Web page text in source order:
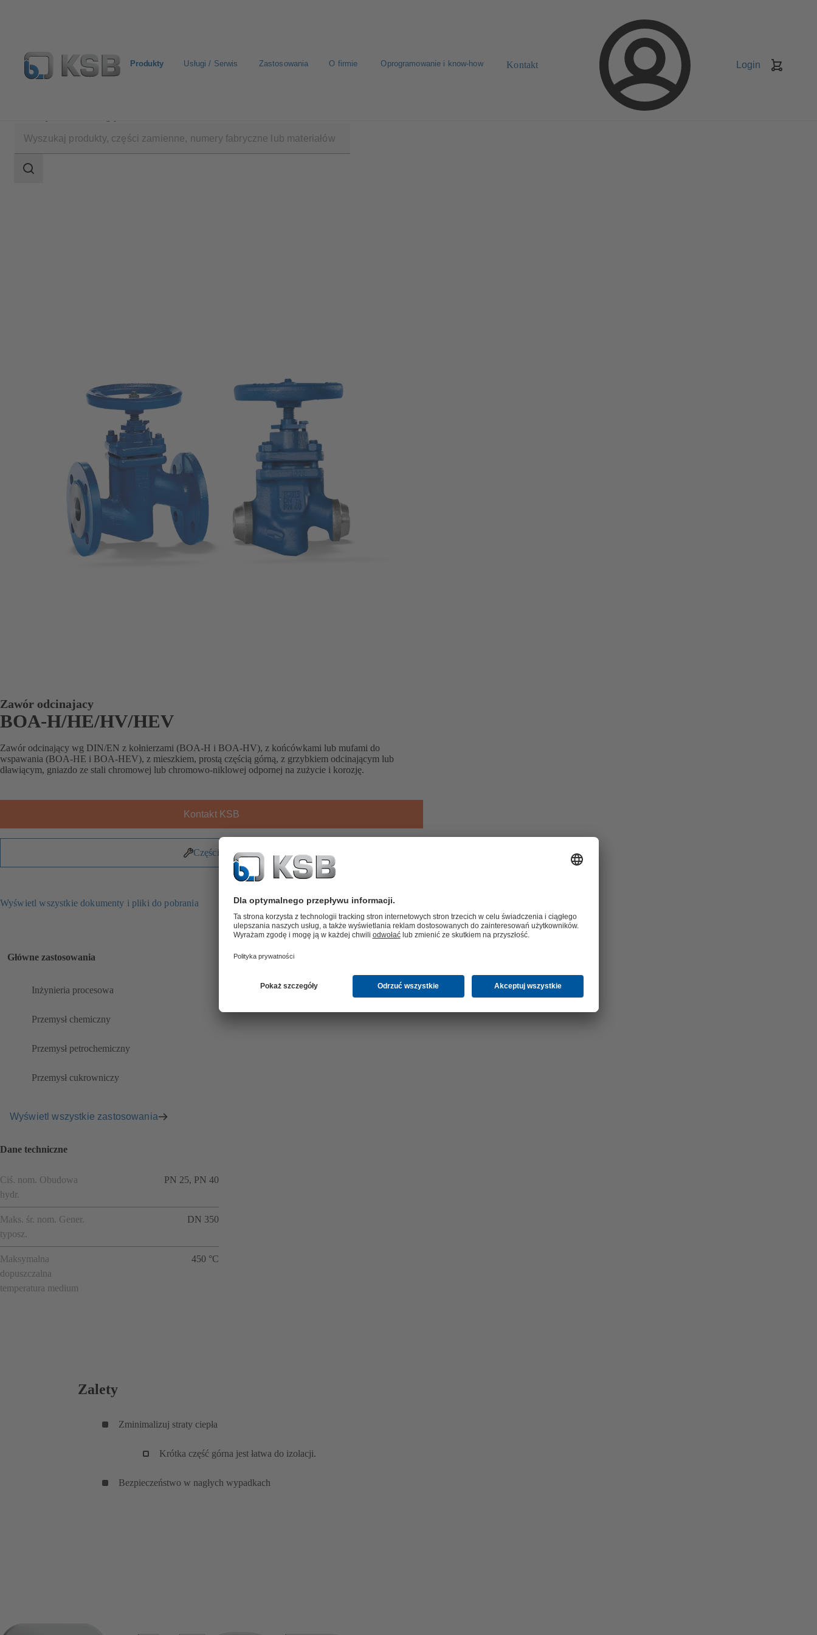
Produkty Usługi / Serwis Zastosowania O firmie Oprogramowanie i know-how Kontakt Login
wyszukiwania
Zakres
Zawór odcinajacy
BOA-H/HE/HV/HEV
Zawór odcinający wg DIN/EN z kołnierzami (BOA-H i BOA-HV), z końcówkami lub mufami do
wspawania (BOA-HE i BOA-HEV), z mieszkiem, prostą częścią górną, z grzybkiem odcinającym lub
dławiącym, gniazdo ze stali chromowej lub chromowo-niklowej odpornej na zużycie i korozję.
Kontakt KSB
Części zamienne
Wyświetl wszystkie dokumenty i pliki do pobrania
Główne zastosowania
Inżynieria procesowa
Przemysł chemiczny
Przemysł petrochemiczny
Przemysł cukrowniczy
Wyświetl wszystkie zastosowania
Dane techniczne
Ciś. nom. Obudowa
hydr.
PN 25, PN 40
Maks. śr. nom. Gener.
typosz.
DN 350
Maksymalna
dopuszczalna
temperatura medium
450 °C
Zalety
Zminimalizuj straty ciepła
Krótka część górna jest łatwa do izolacji.
Bezpieczeństwo w nagłych wypadkach